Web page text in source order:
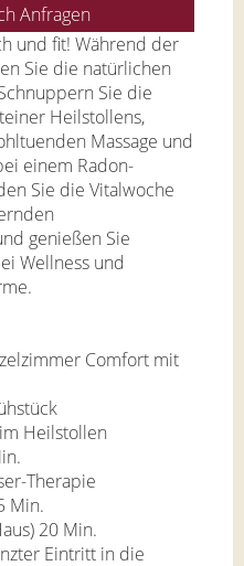
Anfragen
und fit! Während der
Sie die natürlichen
Sie die
Heilstollens,
Massage und
einem Radon-
Sie die Vitalwoche
genießen Sie
Wellness und
Comfort mit
Heilstollen
Therapie
Min.
20 Min.
Eintritt in die